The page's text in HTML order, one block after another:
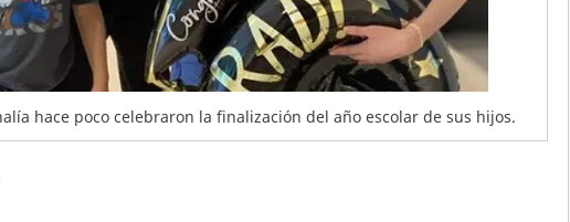
hace poco celebraron la finalización del año escolar de sus hijos.